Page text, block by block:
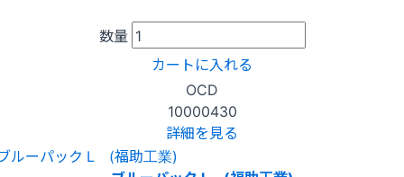
数量
カートに入れる
OCD
10000430
詳細を見る